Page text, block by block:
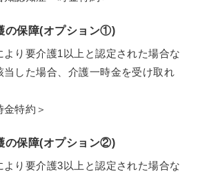
の保障(オプション①)
り要介護1以上と認定された場合な
当した場合、介護一時金を受け取れ
金特約＞
の保障(オプション②)
り要介護3以上と認定された場合な